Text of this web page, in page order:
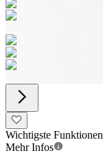
Wichtigste Funktionen
Mehr Infos